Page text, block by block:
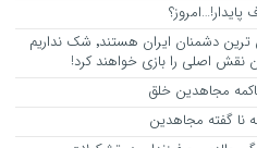
پايدار!…امروز؟
هرجا خشن ترین دشمنان ایران هستند٬ شک نداریم
نقش اصلی را بازی خواهند کرد!
مجاهدین خلق
نا گفته مجاهدین